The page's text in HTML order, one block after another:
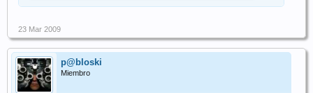
23 Mar 2009
p@bloski
Miembro